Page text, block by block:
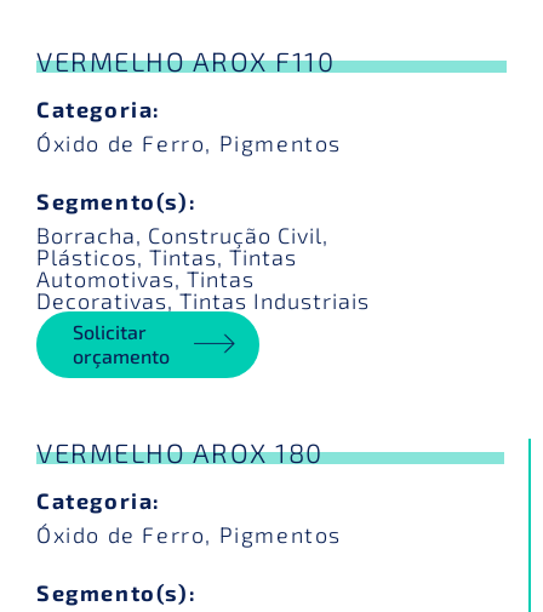
VERMELHO AROX F110
Categoria:
Óxido de Ferro, Pigmentos
Segmento(s):
Borracha, Construção Civil,
Plásticos, Tintas, Tintas
Automotivas, Tintas
Decorativas, Tintas Industriais
Solicitar
orçamento
VERMELHO AROX 180
Categoria:
Óxido de Ferro, Pigmentos
Segmento(s):